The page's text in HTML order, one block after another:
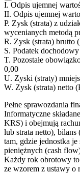
I. Odpis ujemnej
II. Odpis ujemnej
P. Zysk (strata) z
wycenianych metodą
R. Zysk (strata) brutto
S. Podatek dochodowy
T. Pozostałe
0,00
U. Zyski (straty)
W. Zysk (strata) netto
Pełne sprawozdania
Informatyczne
KRS) i obejmują
lub strata netto), bilans
tam, gdzie jednostka je
pieniężnych (cash
Każdy rok obrotowy to
ze wzorem z ustawy o